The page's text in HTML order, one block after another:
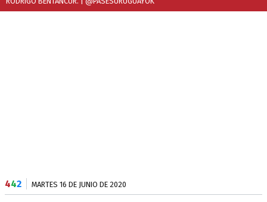
442 MARTES 16 DE JUNIO DE 2020